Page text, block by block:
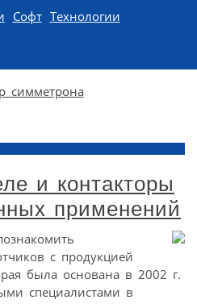
Софт Технологии
и контакторы
применений
с продукцией
была основана в 2002 г.
специалистами в